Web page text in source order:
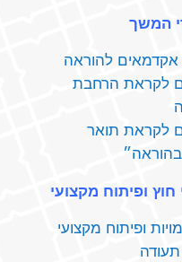
המשך
להוראה
לקראת הרחבת
לקראת תואר
בהוראה״
‬מקצועי